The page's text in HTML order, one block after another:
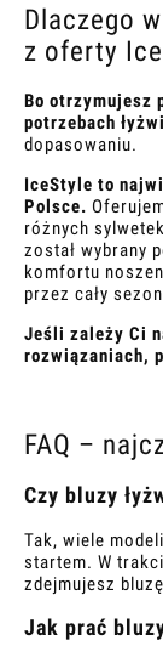
Dlaczego
z oferty
Bo otrzymujesz
potrzebach
dopasowaniu.
IceStyle to
Polsce.
różnych
został wybrany
komfortu
przez cały
Jeśli zależy Ci
rozwiązaniach,
FAQ –
Czy bluzy
Tak, wiele
startem. W
zdejmujesz
Jak prać